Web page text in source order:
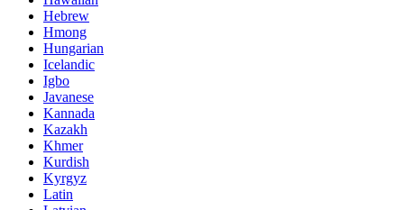
Hebrew
Hmong
Hungarian
Icelandic
Igbo
Javanese
Kannada
Kazakh
Khmer
Kurdish
Kyrgyz
Latin